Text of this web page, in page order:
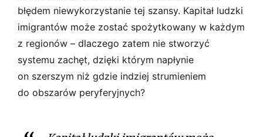
błędem niewykorzystanie tej szansy. Kapitał ludzki
imigrantów może zostać spożytkowany w każdym
z regionów – dlaczego zatem nie stworzyć
systemu zachęt, dzięki którym napłynie
on szerszym niż gdzie indziej strumieniem
do obszarów peryferyjnych?